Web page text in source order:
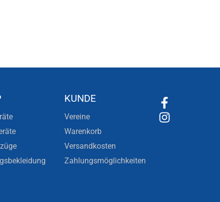
KUNDE
Vereine
Warenkorb
Versandkosten
Zahlungsmöglichkeiten